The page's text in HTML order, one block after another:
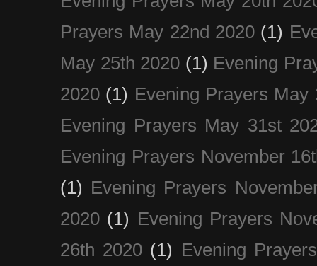
Prayers May 22nd 2020 (1)
May 25th 2020 (1) Evening
2020 (1) Evening Prayers May
Evening Prayers May 31st
Evening Prayers November
(1) Evening Prayers
2020 (1) Evening Prayers
26th 2020 (1) Evening